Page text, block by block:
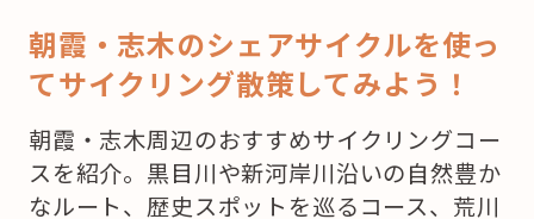
ケ
ー
を
買
朝霞・志木のシェアサイクルを使っ
てサイクリング散策してみよう！
朝霞・志木周辺のおすすめサイクリングコー
スを紹介。黒目川や新河岸川沿いの自然豊か
なルート、歴史スポットを巡るコース、荒川